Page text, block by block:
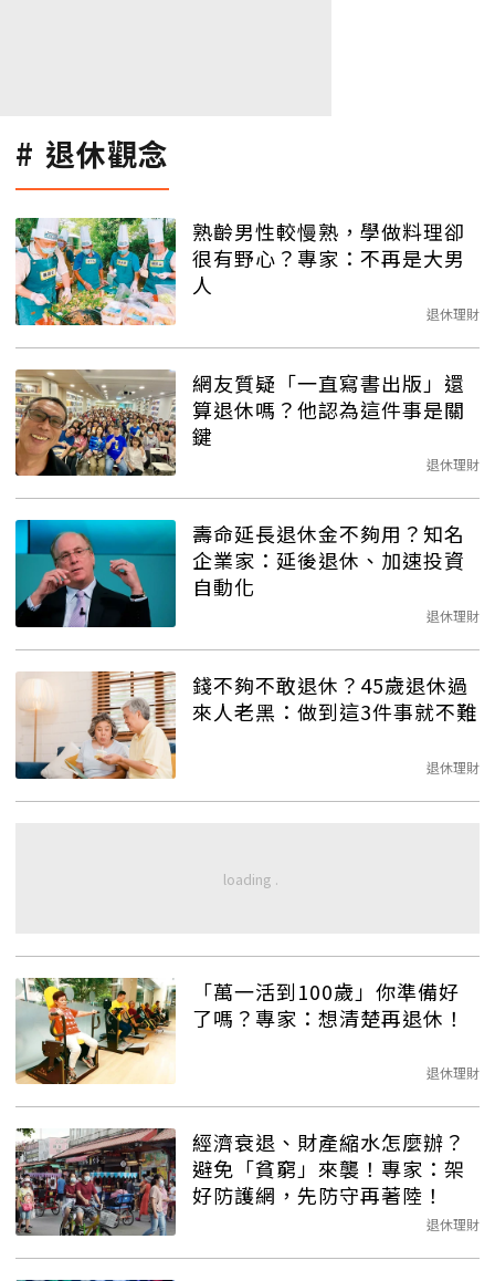
退休觀念
熟齡男性較慢熟，學做料理卻
很有野心？專家：不再是大男
人
退休理財
網友質疑「一直寫書出版」還
算退休嗎？他認為這件事是關
鍵
退休理財
壽命延長退休金不夠用？知名
企業家：延後退休、加速投資
自動化
退休理財
錢不夠不敢退休？45歲退休過
來人老黑：做到這3件事就不難
退休理財
「萬一活到100歲」你準備好
了嗎？專家：想清楚再退休！
退休理財
經濟衰退、財產縮水怎麼辦？
避免「貧窮」來襲！專家：架
好防護網，先防守再著陸！
退休理財